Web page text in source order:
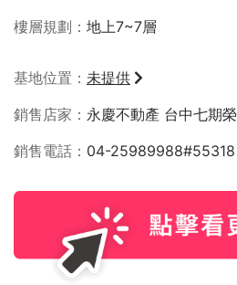
樓層規劃
地上7~7層
基地位置
未提供
銷售店家
永慶不動產 台中七期
銷售電話
04-25989988#55318